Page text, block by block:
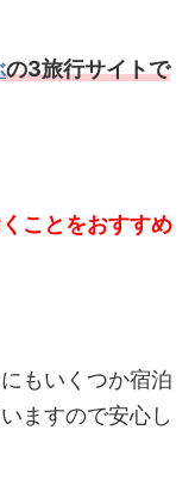
の3旅行サイトで
ことをおすすめ
もいくつか宿泊
ますので安心し